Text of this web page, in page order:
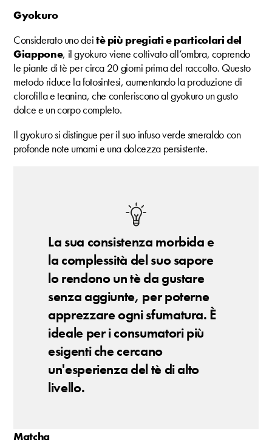
Gyokuro
Considerato uno deitè più pregiati e particolari del
Giappone, il gyokuro viene coltivato all’ombra, coprendo
le piante di tè per circa 20 giorni prima del raccolto. Questo
metodo riduce la fotosintesi, aumentando la produzione di
clorofilla e teanina, che conferiscono al gyokuro un gusto
dolce e un corpo completo.
Il gyokuro si distingue per il suo infuso verde smeraldo con
profonde note umami e una dolcezza persistente.
La sua consistenza morbida e
la complessità del suo sapore
lo rendono un tè da gustare
senza aggiunte, per poterne
apprezzare ogni sfumatura. È
ideale per i consumatori più
esigenti che cercano
un'esperienza del tè di alto
livello.
Matcha